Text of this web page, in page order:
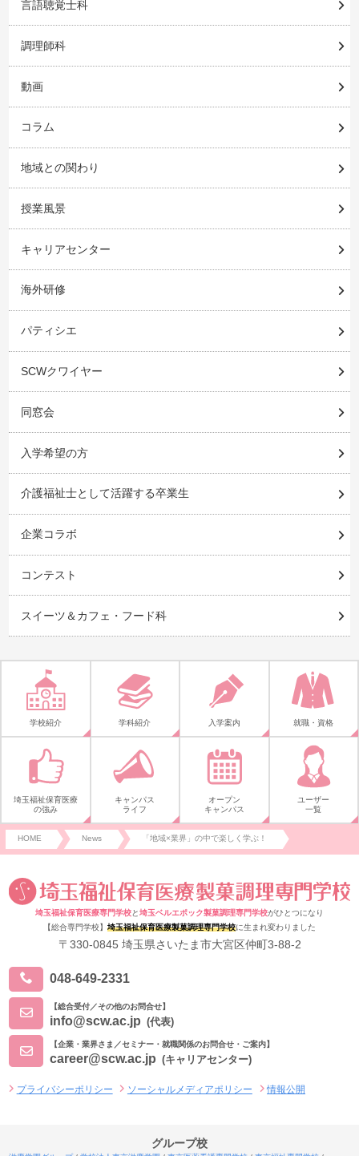
言語聴覚士科
調理師科
動画
コラム
地域との関わり
授業風景
キャリアセンター
海外研修
パティシエ
SCWクワイヤー
同窓会
入学希望の方
介護福祉士として活躍する卒業生
企業コラボ
コンテスト
スイーツ＆カフェ・フード科
学校紹介 学科紹介 入学案内 就職・資格
埼玉福祉保育医療
の強み
キャンパス
ライフ
オープン
キャンパス
ユーザー
一覧
HOME News 「地域×業界」の中で楽しく学ぶ！
埼玉福祉保育医療専門学校と埼玉ベルエポック製菓調理専門学校がひとつになり
【総合専門学校】 埼玉福祉保育医療製菓調理専門学校に生まれ変わりました
〒330-0845 埼玉県さいたま市大宮区仲町3-88-2
048-649-2331
【総合受付／その他のお問合せ】
info@scw.ac.jp (代表)
【企業・業界さま／セミナー・就職関係のお問合せ・ご案内】
career@scw.ac.jp (キャリアセンター)
プライバシーポリシー ソーシャルメディアポリシー 情報公開
グループ校